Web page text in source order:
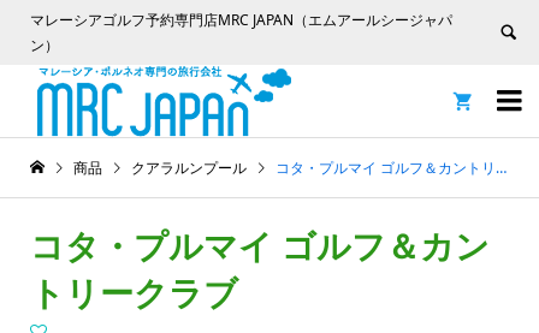
マレーシアゴルフ予約専門店MRC JAPAN（エムアールシージャパ
ン）


商品 クアラルンプール コタ・プルマイ ゴルフ＆カントリークラブ
コタ・プルマイ ゴルフ＆カン
トリークラブ